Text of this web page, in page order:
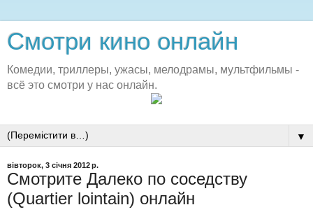
Смотри кино онлайн
Комедии, триллеры, ужасы, мелодрамы, мультфильмы -
всё это смотри у нас онлайн.
▼
вівторок, 3 січня 2012 р.
Смотрите Далеко по соседству
(Quartier lointain) онлайн